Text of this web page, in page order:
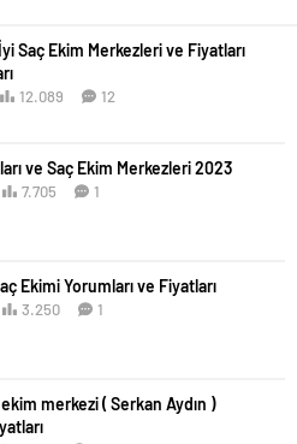
Saç Ekim Merkezleri ve Fiyatları
12.089 12
ve Saç Ekim Merkezleri 2023
7.705 1
Ekimi Yorumları ve Fiyatları
3.250 1
merkezi ( Serkan Aydın )